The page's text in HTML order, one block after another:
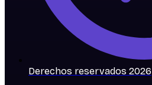
Derechos reservados 2026